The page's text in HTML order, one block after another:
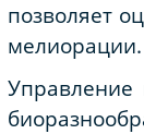
позволяет
мелиорации.
Управление